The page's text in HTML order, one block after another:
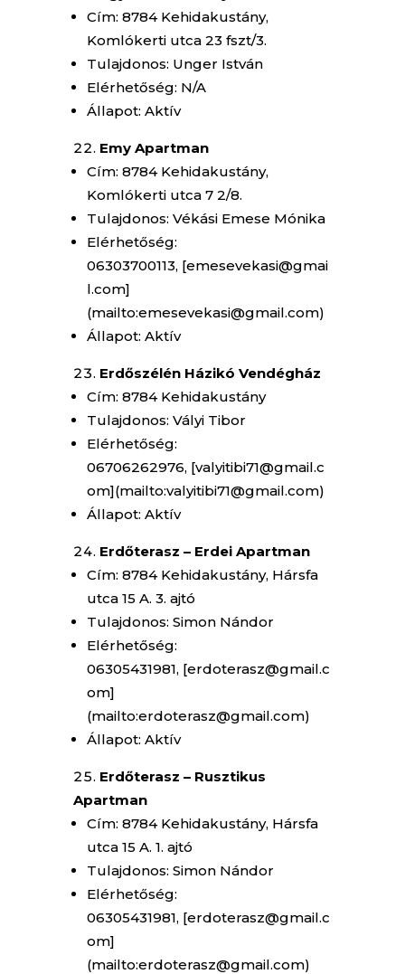
Cím: 8784 Kehidakustány,
Komlókerti utca 23 fszt/3.
Tulajdonos: Unger István
Elérhetőség: N/A
Állapot: Aktív
Emy Apartman
Cím: 8784 Kehidakustány,
Komlókerti utca 7 2/8.
Tulajdonos: Vékási Emese Mónika
Elérhetőség:
06303700113, [emesevekasi@gmai
l.com]
(mailto:emesevekasi@gmail.com)
Állapot: Aktív
Erdőszélén Házikó Vendégház
Cím: 8784 Kehidakustány
Tulajdonos: Vályi Tibor
Elérhetőség:
06706262976, [valyitibi71@gmail.c
om](mailto:valyitibi71@gmail.com)
Állapot: Aktív
Erdőterasz – Erdei Apartman
Cím: 8784 Kehidakustány, Hársfa
utca 15 A. 3. ajtó
Tulajdonos: Simon Nándor
Elérhetőség:
06305431981, [erdoterasz@gmail.c
om]
(mailto:erdoterasz@gmail.com)
Állapot: Aktív
Erdőterasz – Rusztikus
Apartman
Cím: 8784 Kehidakustány, Hársfa
utca 15 A. 1. ajtó
Tulajdonos: Simon Nándor
Elérhetőség:
06305431981, [erdoterasz@gmail.c
om]
(mailto:erdoterasz@gmail.com)